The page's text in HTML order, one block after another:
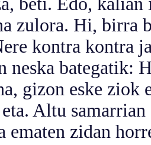
zulora. Hi, birra
kontra kontra
neska bategatik:
gizon eske ziok
Altu
ematen zidan